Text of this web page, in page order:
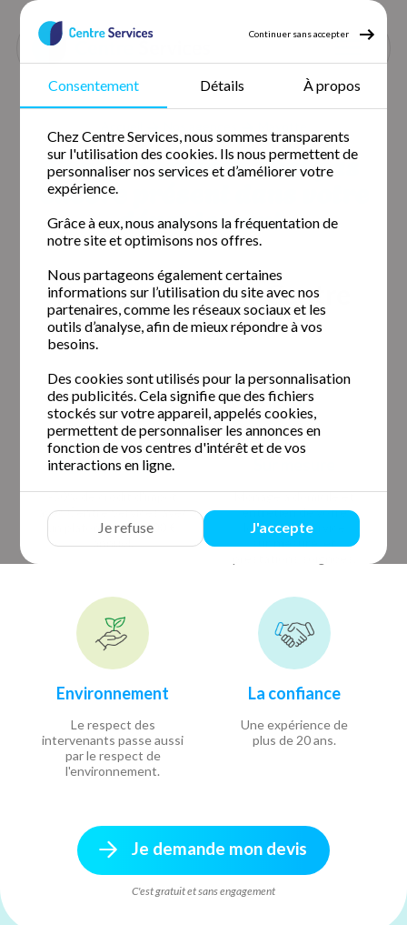
Continuer sans accepter
Consentement Détails À propos
Chez Centre Services, nous sommes transparents
sur l'utilisation des cookies. Ils nous permettent de
personnaliser nos services et d’améliorer votre
expérience.
Grâce à eux, nous analysons la fréquentation de
notre site et optimisons nos offres.
Nous partageons également certaines
informations sur l’utilisation du site avec nos
partenaires, comme les réseaux sociaux et les
outils d’analyse, afin de mieux répondre à vos
besoins.
Des cookies sont utilisés pour la personnalisation
des publicités. Cela signifie que des fichiers
stockés sur votre appareil, appelés cookies,
permettent de personnaliser les annonces en
fonction de vos centres d'intérêt et de vos
interactions en ligne.
Je refuse J'accepte
Centre Services n’est pas
encore présent dans votre
département.
Pourquoi choisir Centre
Services
Agréé par l'Etat
-50% de crédit d'impôt
avec Centre Services avec
un plafond de12 000 €
annuel.
Ménage à domicile et
entretien de votre
logement. Service
Environnement
Le respect des
intervenants passe aussi
par le respect de
l'environnement.
La confiance
Une expérience de
plus de 20 ans.
Je demande mon devis
C'est gratuit et sans engagement